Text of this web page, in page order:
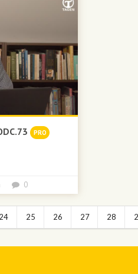
PRO
0
24 25 26 27 28